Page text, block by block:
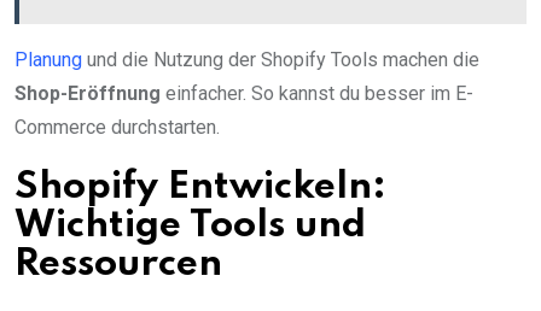
Planung und die Nutzung der Shopify Tools machen die
Shop-Eröffnung einfacher. So kannst du besser im E-
Commerce durchstarten.
Shopify Entwickeln:
Wichtige Tools und
Ressourcen